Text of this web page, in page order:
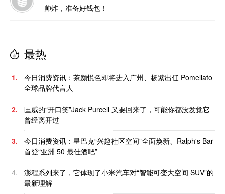
帅炸，准备好钱包！
最热
1.
今日消费资讯：茶颜悦色即将进入广州、杨紫出任 Pomellato
全球品牌代言人
2.
匡威的“开口笑”Jack Purcell 又要回来了，可能你都没发觉它
曾经离开过
3.
今日消费资讯：星巴克“兴趣社区空间”全面焕新、Ralph's Bar
首登“亚洲 50 最佳酒吧”
4.
澎程系列来了，它体现了小米汽车对“智能可变大空间 SUV”的
最新理解